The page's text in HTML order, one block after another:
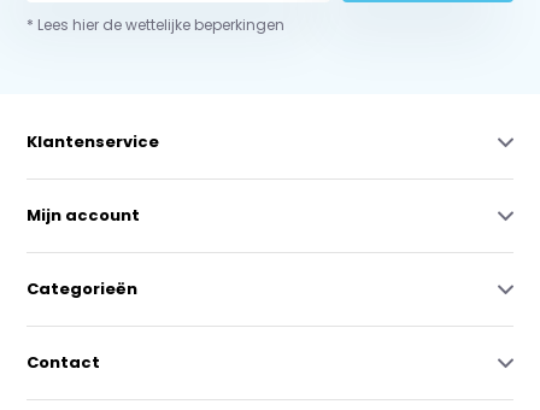
* Lees hier de wettelijke beperkingen
Klantenservice
Mijn account
Categorieën
Contact